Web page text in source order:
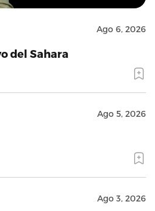
Ago 6, 2026
del Sahara
Ago 5, 2026
Ago 3, 2026